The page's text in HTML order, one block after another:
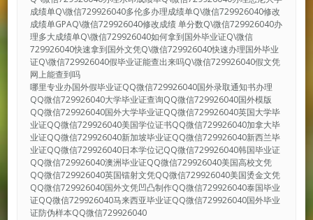
成绩单Q\微信729926040多伦多办理成绩单Q\微信729926040修改
成绩单GPAQ\微信729926040修改成绩 单分数Q\微信729926040办
理多大成绩单Q\微信729926040如何拿到国外毕业证Q\微信
729926040快速拿到国外文凭Q\微信729926040快速办理国外毕业
证Q\微信729926040假毕业证能查出来吗Q\微信729926040假文凭
网上能查到吗
哪里专业办国外假毕业证QQ微信729926040国外录取通知书办理
QQ微信729926040大学毕业证查询QQ微信729926040国外模版
QQ微信729926040国外大学毕业证QQ微信729926040英国大学毕
业证QQ微信729926040美国学位证书QQ微信729926040加拿大毕
业证QQ微信729926040新加坡毕业证QQ微信729926040新西兰毕
业证QQ微信729926040日本学位记QQ微信729926040韩国毕业证
QQ微信729926040澳洲毕业证QQ微信729926040美国高校文凭
QQ微信729926040英国镭射文凭QQ微信729926040美国烫金文凭
QQ微信729926040国外文凭凹凸制作QQ微信729926040泰国毕业
证QQ微信729926040马来西亚毕业证QQ微信729926040国外毕业
证防伪样本QQ微信729926040